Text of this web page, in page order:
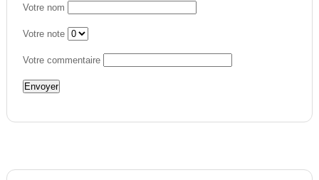
Votre nom
Votre note
Votre commentaire